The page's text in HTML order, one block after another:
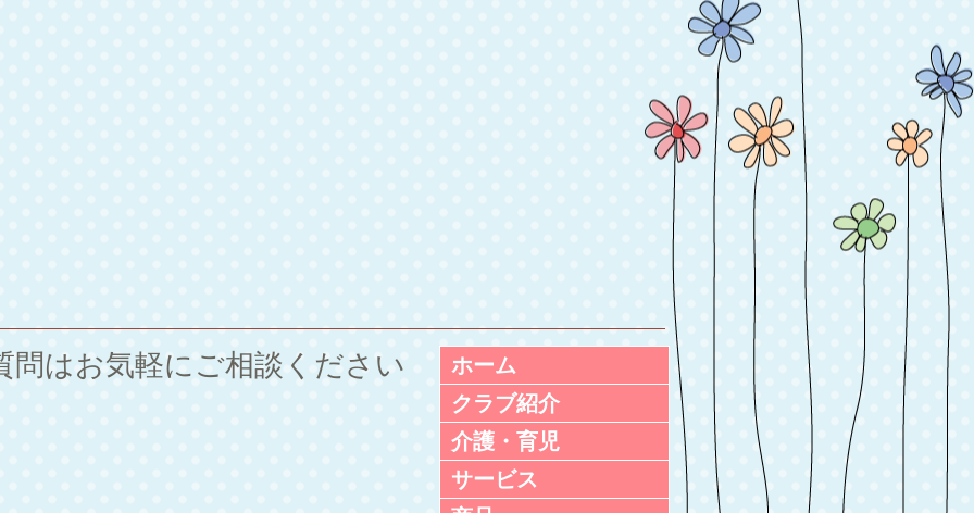
問はお気軽にご相談ください
ホーム
クラブ紹介
介護・育児
サービス